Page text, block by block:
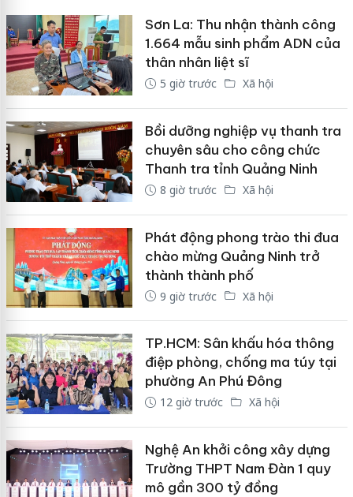
Sơn La: Thu nhận thành công
1.664 mẫu sinh phẩm ADN của
thân nhân liệt sĩ
5 giờ trước Xã hội
Bồi dưỡng nghiệp vụ thanh tra
chuyên sâu cho công chức
Thanh tra tỉnh Quảng Ninh
8 giờ trước Xã hội
Phát động phong trào thi đua
chào mừng Quảng Ninh trở
thành thành phố
9 giờ trước Xã hội
TP.HCM: Sân khấu hóa thông
điệp phòng, chống ma túy tại
phường An Phú Đông
12 giờ trước Xã hội
Nghệ An khởi công xây dựng
Trường THPT Nam Đàn 1 quy
mô gần 300 tỷ đồng